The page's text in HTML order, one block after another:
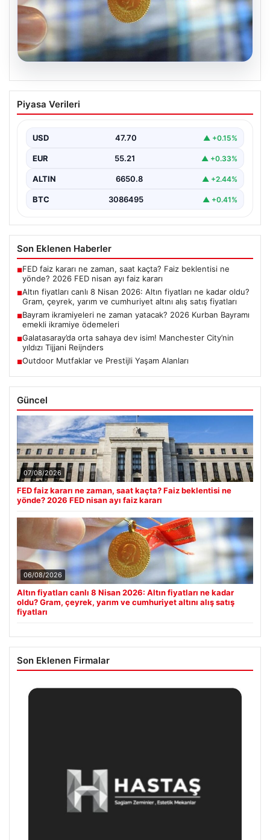
06.08.2026
Altın fiyatları canlı 8 Nisan 2026: Altın
fiyatları ne kadar oldu? Gram, çeyrek,
fiyatları
Piyasa Verileri
USD 47.70 ▲ +0.15%
EUR 55.21 ▲ +0.33%
ALTIN 6650.8 ▲ +2.44%
BTC 3086495 ▲ +0.41%
Son Eklenen Haberler
■FED faiz kararı ne zaman, saat kaçta? Faiz beklentisi ne
yönde? 2026 FED nisan ayı faiz kararı
■Altın fiyatları canlı 8 Nisan 2026: Altın fiyatları ne kadar oldu?
Gram, çeyrek, yarım ve cumhuriyet altını alış satış fiyatları
■Bayram ikramiyeleri ne zaman yatacak? 2026 Kurban Bayramı
emekli ikramiye ödemeleri
■Galatasaray’da orta sahaya dev isim! Manchester City’nin
yıldızı Tijjani Reijnders
■Outdoor Mutfaklar ve Prestijli Yaşam Alanları
Güncel
07/08/2026
FED faiz kararı ne zaman, saat kaçta? Faiz beklentisi ne
yönde? 2026 FED nisan ayı faiz kararı
06/08/2026
Altın fiyatları canlı 8 Nisan 2026: Altın fiyatları ne kadar
oldu? Gram, çeyrek, yarım ve cumhuriyet altını alış satış
fiyatları
Son Eklenen Firmalar